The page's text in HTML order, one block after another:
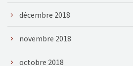
décembre 2018
novembre 2018
octobre 2018